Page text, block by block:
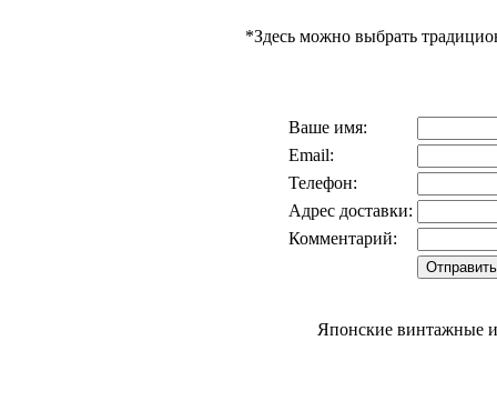
*Здесь можно выбрать
Ваше имя:
Email:
Телефон:
Адрес доставки:
Комментарий:
Японские винтажные